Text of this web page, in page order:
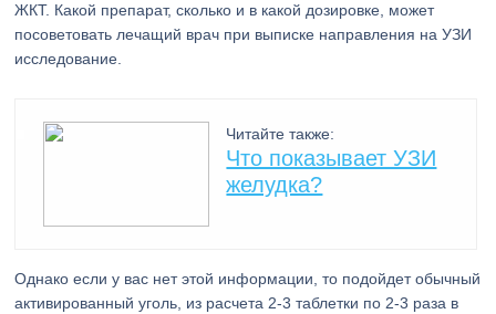
ЖКТ. Какой препарат, сколько и в какой дозировке, может
посоветовать лечащий врач при выписке направления на УЗИ
исследование.
Читайте также:
Что показывает УЗИ
желудка?
Однако если у вас нет этой информации, то подойдет обычный
активированный уголь, из расчета 2-3 таблетки по 2-3 раза в